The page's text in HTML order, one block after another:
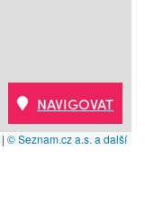
| © Seznam.cz a.s. a další
NAVIGOVAT